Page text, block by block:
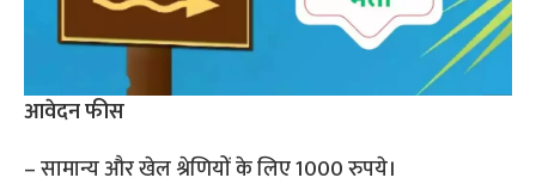
आवेदन फीस
– सामान्य और खेल श्रेणियों के लिए 1000 रुपये।